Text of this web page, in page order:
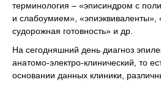
терминология – «эписиндром с
и слабоумием»,
судорожная готовность» и др.
На сегодняшний день диагноз
анатомо-электро-клинический, то
основании данных клиники,